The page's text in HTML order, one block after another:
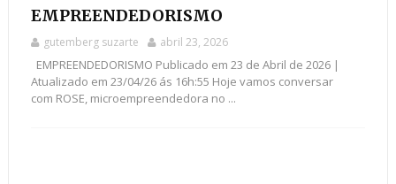
EMPREENDEDORISMO
gutemberg suzarte abril 23, 2026
EMPREENDEDORISMO Publicado em 23 de Abril de 2026 |
Atualizado em 23/04/26 ás 16h:55 Hoje vamos conversar
com ROSE, microempreendedora no ...